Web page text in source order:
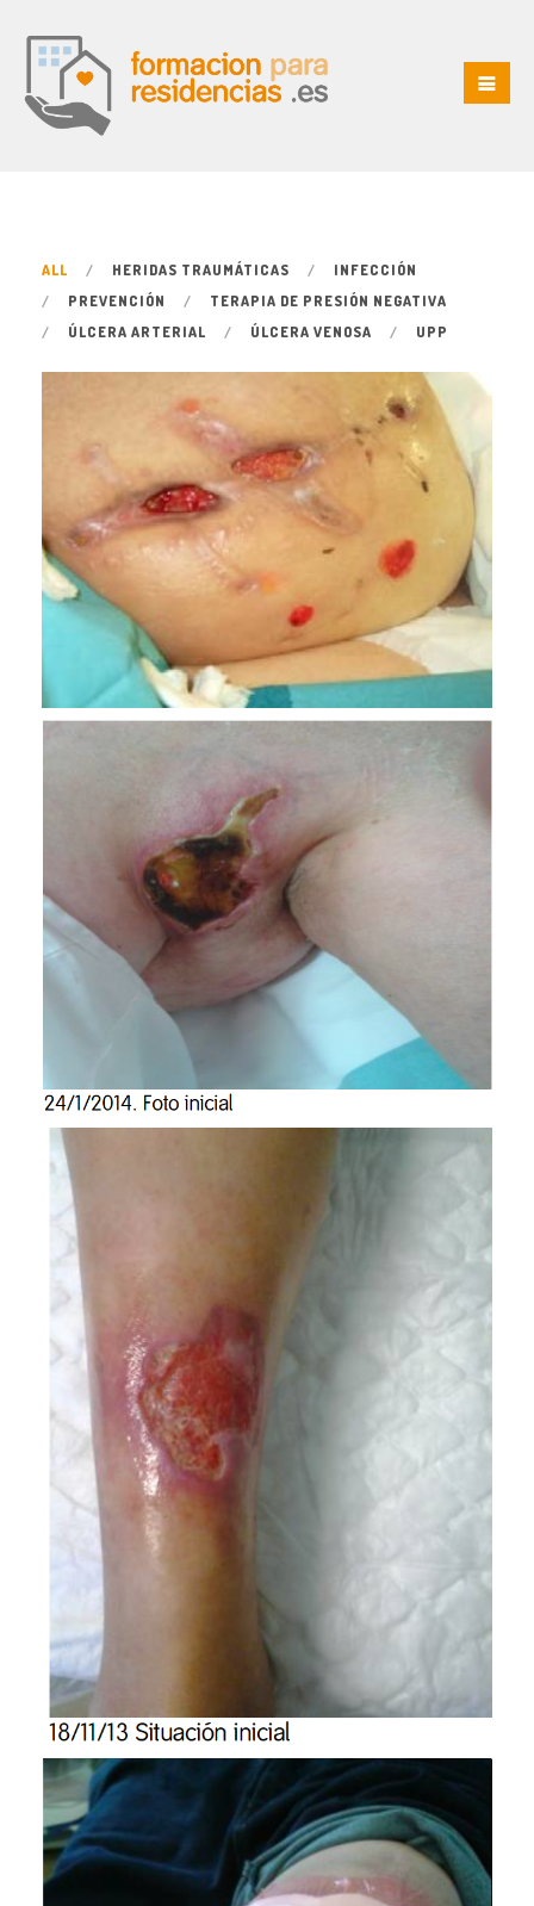
ALL HERIDAS TRAUMÁTICAS
INFECCIÓN
PREVENCIÓN
TERAPIA DE PRESIÓN NEGATIVA
ÚLCERA ARTERIAL
ÚLCERA VENOSA UPP